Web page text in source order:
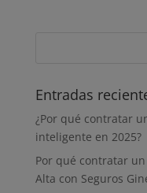
Entradas
¿Por qué contratar
inteligente en 2025?
Por qué contratar
Alta con Seguros